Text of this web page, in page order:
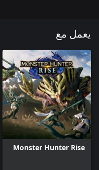
يعمل مع
Monster Hunter Rise